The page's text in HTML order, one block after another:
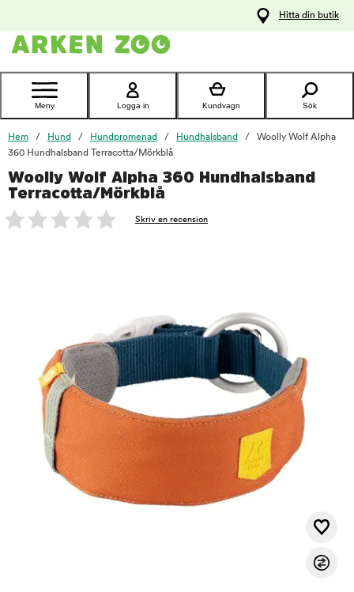
Kontakta
Hitta din butik
Meny Logga in Kundvagn Sök
Hem Hund Hundpromenad Hundhalsband
Woolly Wolf Alpha
360 Hundhalsband Terracotta/Mörkblå
Woolly Wolf Alpha 360 Hundhalsband
Terracotta/Mörkblå
Skriv en recension
foo